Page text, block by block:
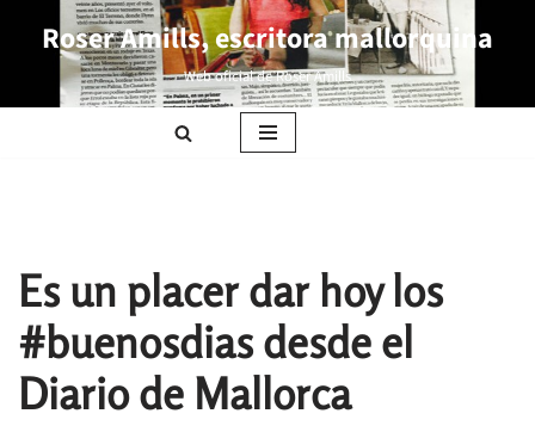
Saltar
Roser Amills, escritora mallorquina
Web oficial de Roser Amills
Es un placer dar hoy los
#buenosdias desde el
Diario de Mallorca